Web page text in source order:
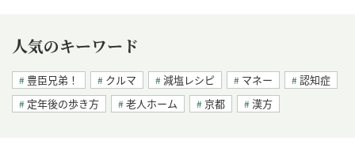
人気のキーワード
豊臣兄弟！ クルマ 減塩レシピ マネー
認知症
定年後の歩き方
老人ホーム 京都 漢方